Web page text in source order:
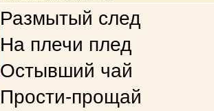
Размытый след
На плечи плед
Остывший чай
Прости-прощай